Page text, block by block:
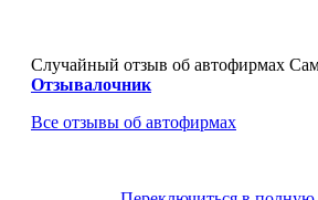
Случайный отзыв об автофирмах
Отзывалочник
Все отзывы об автофирмах